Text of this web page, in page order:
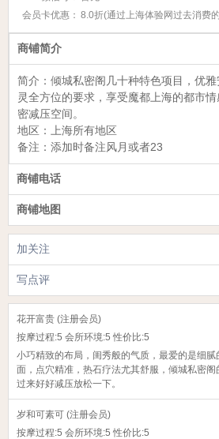
会员卡优惠： 8.0折(通过上海体验网过去消费
商铺简介
简介： 倾城私密阁 几十种特色项目， 优雅
灵全方位的要求，享受魔都上海的都市
密减压空间。
地区：上海所有地区
备注：添加时备注风月或者23
商铺电话
商铺地图
加关注
写点评
花开富贵 (注册会员)
按摩过程:5 会所环境:5 性价比:5
小巧精致的布局，闺秀般的气质，最爱的是细
面，点穴精准，热石疗法尤其舒服，倾城私密
过来好好减压放松一下。
岁和可素可 (注册会员)
按摩过程:5 会所环境:5 性价比:5